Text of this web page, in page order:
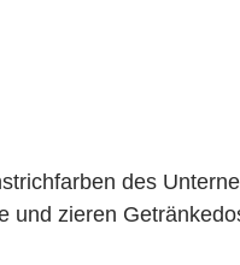
des
zieren